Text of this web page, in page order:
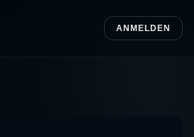
ANMELDEN